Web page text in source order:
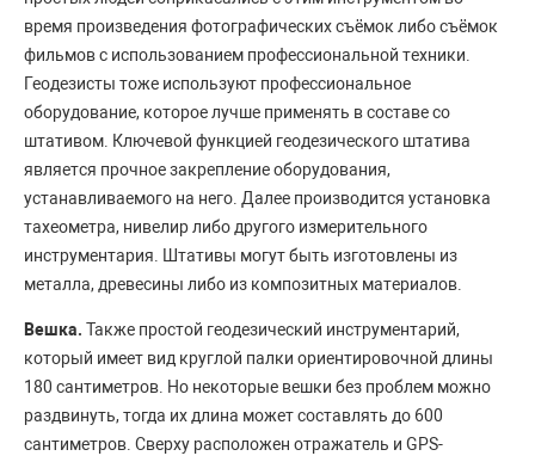
время произведения фотографических съёмок либо съёмок
фильмов с использованием профессиональной техники.
Геодезисты тоже используют профессиональное
оборудование, которое лучше применять в составе со
штативом. Ключевой функцией геодезического штатива
является прочное закрепление оборудования,
устанавливаемого на него. Далее производится установка
тахеометра, нивелир либо другого измерительного
инструментария. Штативы могут быть изготовлены из
металла, древесины либо из композитных материалов.
Вешка. Также простой геодезический инструментарий,
который имеет вид круглой палки ориентировочной длины
180 сантиметров. Но некоторые вешки без проблем можно
раздвинуть, тогда их длина может составлять до 600
сантиметров. Сверху расположен отражатель и GPS-